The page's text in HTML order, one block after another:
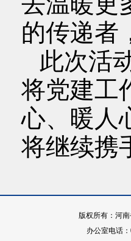
的传递者
此次活
将党建工
心、暖人
将继续携
版权所有：河
办公室电话